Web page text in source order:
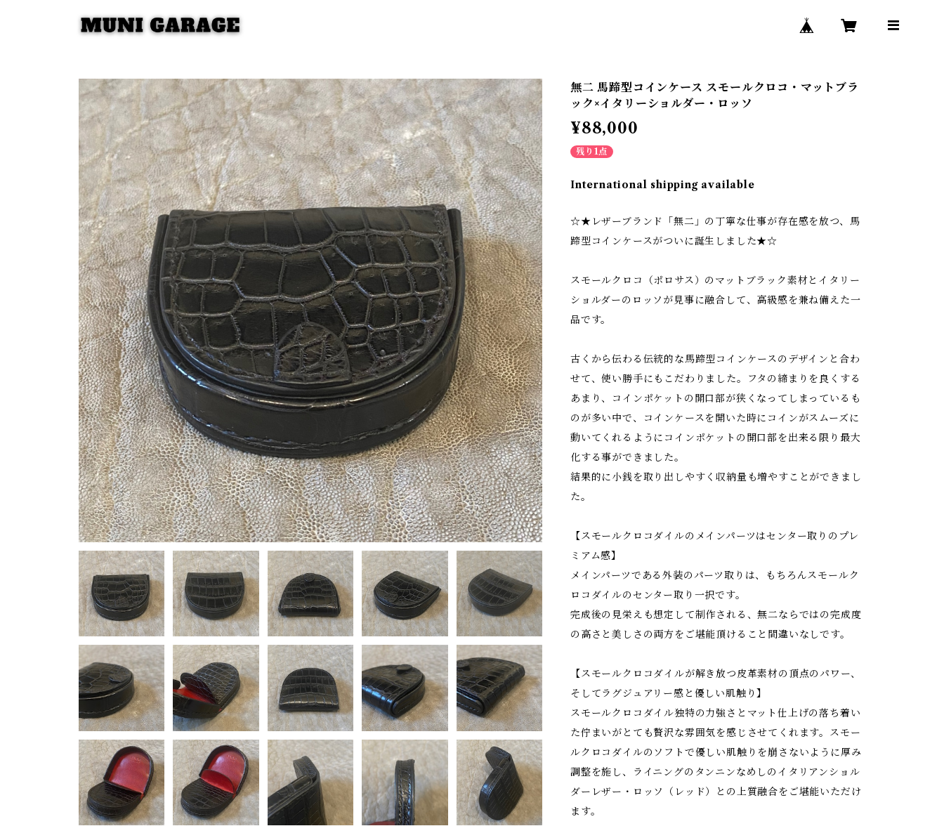
無二 馬蹄型コインケース スモールクロコ・マットブラ
ック×イタリーショルダー・ロッソ
¥88,000
残り1点
International shipping available
☆★レザーブランド「無二」の丁寧な仕事が存在感を放つ、馬
蹄型コインケースがついに誕生しました★☆
スモールクロコ（ポロサス）のマットブラック素材とイタリー
ショルダーのロッソが見事に融合して、高級感を兼ね備えた一
品です。
古くから伝わる伝統的な馬蹄型コインケースのデザインと合わ
せて、使い勝手にもこだわりました。フタの締まりを良くする
あまり、コインポケットの開口部が狭くなってしまっているも
のが多い中で、コインケースを開いた時にコインがスムーズに
動いてくれるようにコインポケットの開口部を出来る限り最大
化する事ができました。
結果的に小銭を取り出しやすく収納量も増やすことができまし
た。
【スモールクロコダイルのメインパーツはセンター取りのプレ
ミアム感】
メインパーツである外装のパーツ取りは、もちろんスモールク
ロコダイルのセンター取り一択です。
完成後の見栄えも想定して制作される、無二ならではの完成度
の高さと美しさの両方をご堪能頂けること間違いなしです。
【スモールクロコダイルが解き放つ皮革素材の頂点のパワー、
そしてラグジュアリー感と優しい肌触り】
スモールクロコダイル独特の力強さとマット仕上げの落ち着い
た佇まいがとても贅沢な雰囲気を感じさせてくれます。スモー
ルクロコダイルのソフトで優しい肌触りを崩さないように厚み
調整を施し、ライニングのタンニンなめしのイタリアンショル
ダーレザー・ロッソ（レッド）との上質融合をご堪能いただけ
ます。